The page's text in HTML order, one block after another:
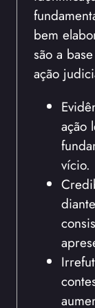
bem
são a
ação
ação
vício.